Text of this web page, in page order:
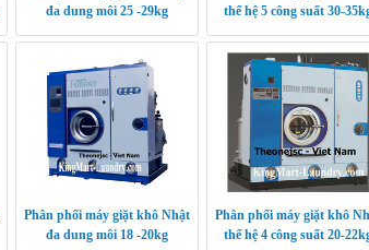
đa dung môi 25 -29kg
thế hệ 5 công suất 30-
Phân phối máy giặt khô Nhật
đa dung môi 18 -20kg
Phân phối máy giặt khô
thế hệ 4 công suất 20-